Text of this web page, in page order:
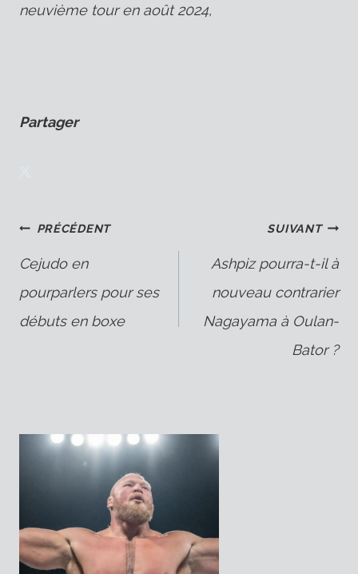
neuvième tour en août 2024,
Partager
Navigation
de
PRÉCÉDENT
Cejudo en
pourparlers pour ses
débuts en boxe
SUIVANT
Ashpiz pourra-t-il à
nouveau contrarier
Nagayama à Oulan-
Bator ?